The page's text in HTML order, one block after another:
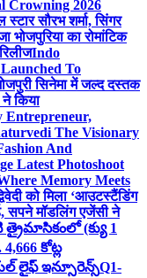
Crowning 2026
स्टार सौरभ शर्मा, सिंगर
भोजपुरिया का रोमांटिक
Indo
To
सिनेमा में जल्द दस्तक
ने किया
Entrepreneur,
The Visionary
And
Latest Photoshoot
Memory Meets
को मिला ‘आउटस्टैंडिंग
सपने मॉडलिंग एजेंसी ने
త్రైమాసికంలో (క్యు 1
కోట్ల
లైఫ్ ఇన్సూరెన్స్Q1-